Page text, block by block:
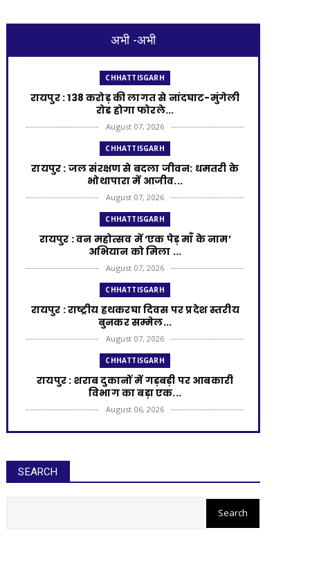
अभी -अभी
CHHATTISGARH
रायपुर : 138 करोड़ की लागत से नांदघाट-मुंगेली
रोड होगा फोरले...
August 07, 2026
CHHATTISGARH
रायपुर : जल संरक्षण से बदला जीवन: धमतरी के
भोथापारा में आजीव...
August 07, 2026
CHHATTISGARH
रायपुर : वन महोत्सव में ‘एक पेड़ माँ के नाम’
अभियान को मिला ...
August 07, 2026
CHHATTISGARH
रायपुर : राष्ट्रीय हथकरघा दिवस पर प्रदेश स्तरीय
बुनकर सम्मेल...
August 07, 2026
CHHATTISGARH
रायपुर : शराब दुकानों में गड़बड़ी पर आबकारी
विभाग का बड़ा एक...
August 06, 2026
CHHATTISGARH
August 06, 2026
SEARCH
रायपुर : आरसीसी नालियों के निर्माण